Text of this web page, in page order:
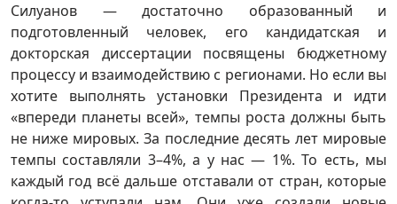
Силуанов — достаточно образованный и
подготовленный человек, его кандидатская и
докторская диссертации посвящены бюджетному
процессу и взаимодействию с регионами. Но если вы
хотите выполнять установки Президента и идти
«впереди планеты всей», темпы роста должны быть
не ниже мировых. За последние десять лет мировые
темпы составляли 3–4%, а у нас — 1%. То есть, мы
каждый год всё дальше отставали от стран, которые